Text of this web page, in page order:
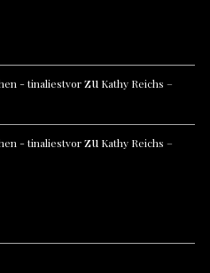
- tinaliestvorzu Kathy Reichs –
- tinaliestvorzu Kathy Reichs –